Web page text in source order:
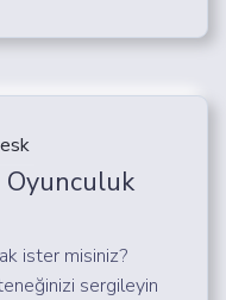
Oyunculuk
ister misiniz?
sergileyin